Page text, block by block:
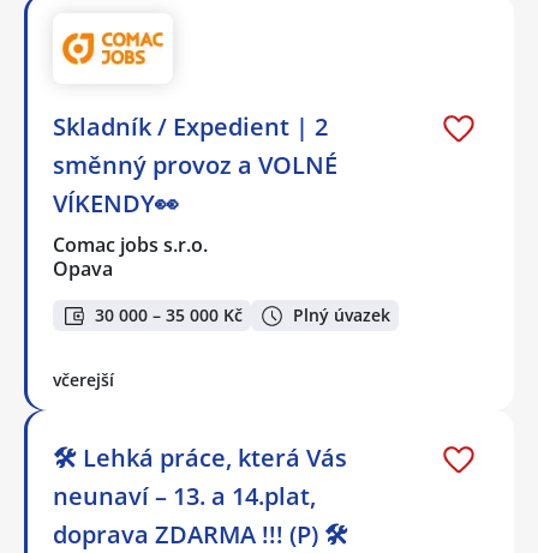
Skladník / Expedient | 2
směnný provoz a VOLNÉ
VÍKENDY👀
Comac jobs s.r.o.
Opava
30 000 – 35 000 Kč Plný úvazek
včerejší
🛠️ Lehká práce, která Vás
neunaví – 13. a 14.plat,
doprava ZDARMA !!! (P) 🛠️